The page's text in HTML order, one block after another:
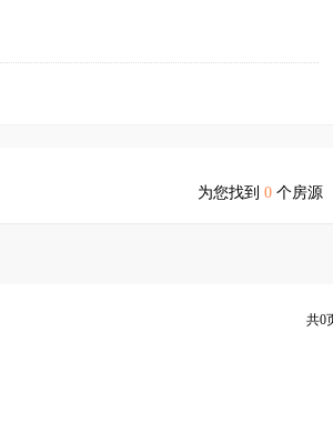
为您找到 0 个房源
共0